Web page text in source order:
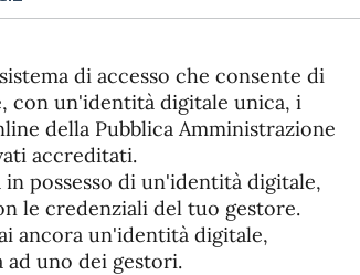
di accesso che consente di
con un'identità digitale unica, i
della Pubblica Amministrazione
accreditati.
in possesso di un'identità digitale,
le credenziali del tuo gestore.
ancora un'identità digitale,
ad uno dei gestori.